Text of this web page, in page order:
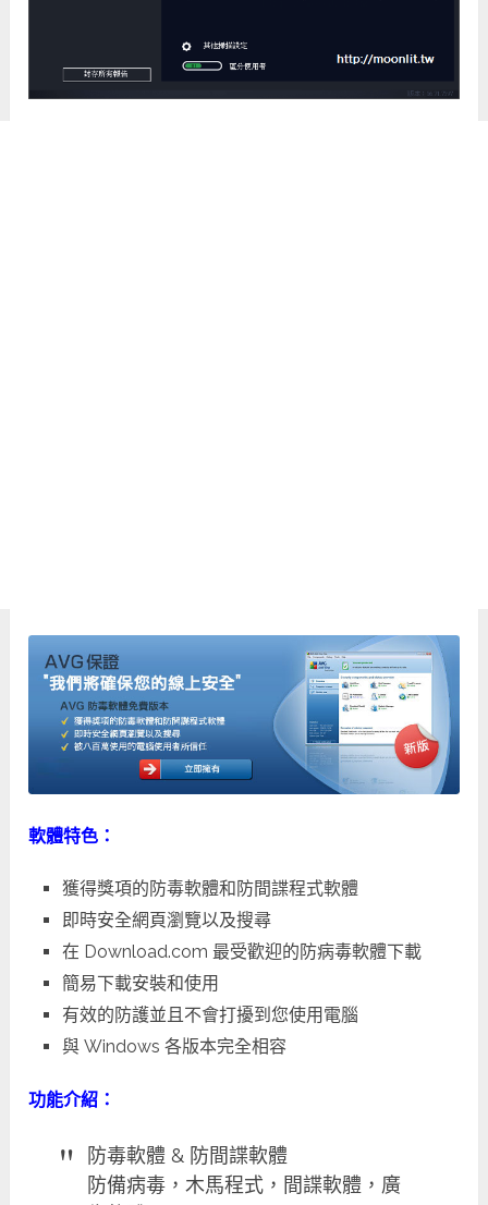
軟體特色：
獲得獎項的防毒軟體和防間諜程式軟體
即時安全網頁瀏覽以及搜尋
在 Download.com 最受歡迎的防病毒軟體下載
簡易下載安裝和使用
有效的防護並且不會打擾到您使用電腦
與 Windows 各版本完全相容
功能介紹：
防毒軟體 & 防間諜軟體
防備病毒，木馬程式，間諜軟體，廣